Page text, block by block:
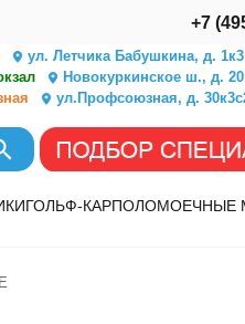
+7
ул. Летчика Бабушкина, д. 1к3
Новокуркинское ш., д.
ул.Профсоюзная, д.
ГОЛЬФ-КАРПОЛОМОЕЧНЫЕ